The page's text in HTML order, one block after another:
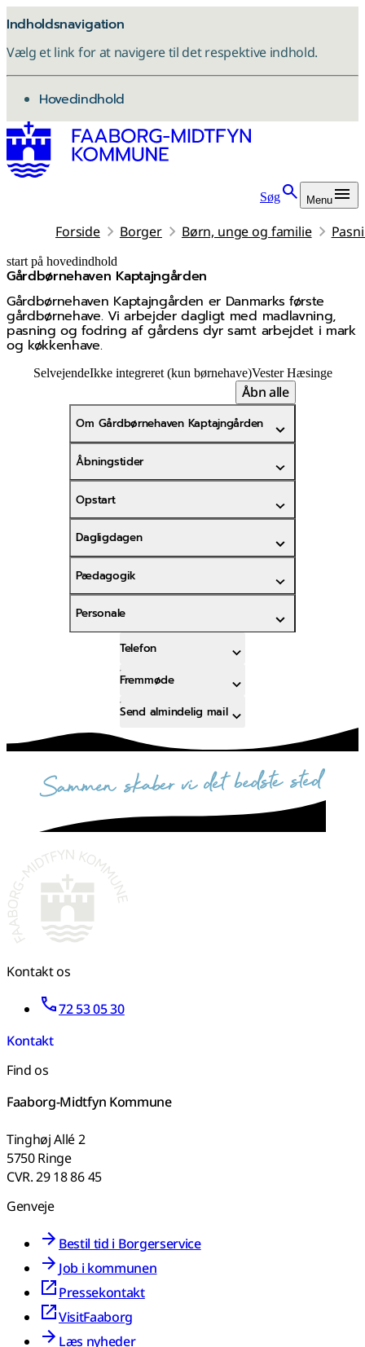
Indholdsnavigation
Vælg et link for at navigere til det respektive indhold.
gå til
Hovedindhold
Søg Menu
Forside Borger Børn, unge og familie
start på hovedindhold
Gårdbørnehaven Kaptajngården
Gårdbørnehaven Kaptajngården er Danmarks første
gårdbørnehave. Vi arbejder dagligt med madlavning,
pasning og fodring af gårdens dyr samt arbejdet i mark
og køkkenhave.
senest opdateret 26. maj 2026
SelvejendeIkke integreret (kun børnehave)Vester Hæsinge
Åbn alle
Om Gårdbørnehaven Kaptajngården
Åbningstider
Opstart
Dagligdagen
Pædagogik
Personale
Telefon
Fremmøde
Send almindelig mail
sammen skaber vi det bedste sted
Kontakt os
72 53 05 30
Kontakt
Find os
Faaborg-Midtfyn Kommune
Tinghøj Allé 2
5750 Ringe
CVR. 29 18 86 45
Genveje
Bestil tid i Borgerservice
Job i kommunen
Pressekontakt
VisitFaaborg
Læs nyheder